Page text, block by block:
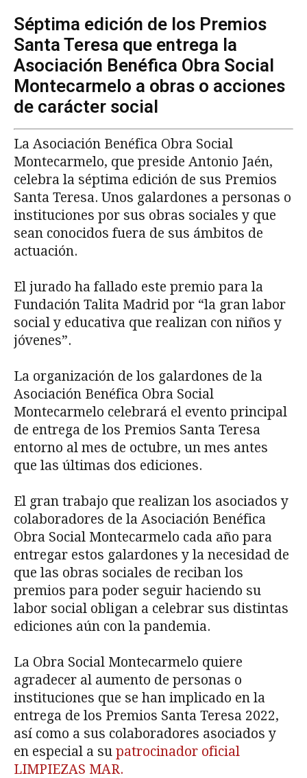
Séptima edición de los Premios
Santa Teresa que entrega la
Asociación Benéfica Obra Social
Montecarmelo a obras o acciones
de carácter social
La Asociación Benéfica Obra Social
Montecarmelo, que preside Antonio Jaén,
celebra la séptima edición de sus Premios
Santa Teresa. Unos galardones a personas o
instituciones por sus obras sociales y que
sean conocidos fuera de sus ámbitos de
actuación.
El jurado ha fallado este premio para la
Fundación Talita Madrid por “la gran labor
social y educativa que realizan con niños y
jóvenes”.
La organización de los galardones de la
Asociación Benéfica Obra Social
Montecarmelo celebrará el evento principal
de entrega de los Premios Santa Teresa
entorno al mes de octubre, un mes antes
que las últimas dos ediciones.
El gran trabajo que realizan los asociados y
colaboradores de la Asociación Benéfica
Obra Social Montecarmelo cada año para
entregar estos galardones y la necesidad de
que las obras sociales de reciban los
premios para poder seguir haciendo su
labor social obligan a celebrar sus distintas
ediciones aún con la pandemia.
La Obra Social Montecarmelo quiere
agradecer al aumento de personas o
instituciones que se han implicado en la
entrega de los Premios Santa Teresa 2022,
así como a sus colaboradores asociados y
en especial a su patrocinador oficial
LIMPIEZAS MAR.